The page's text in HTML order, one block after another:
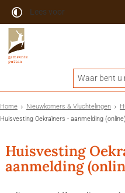
Lees voor
Home Nieuwkomers & Vluchtelingen
Huisvesting Oekraïners - aanmelding (online)
Huisvesting
aanmelding